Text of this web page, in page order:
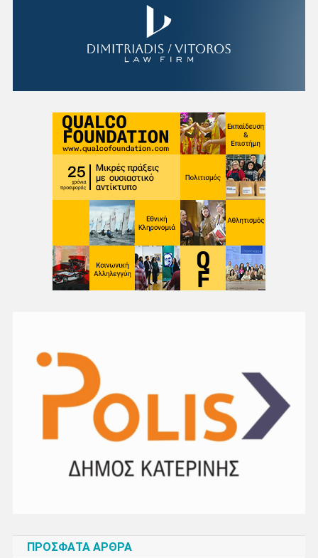
ΠΡΌΣΦΑΤΑ ΆΡΘΡΑ